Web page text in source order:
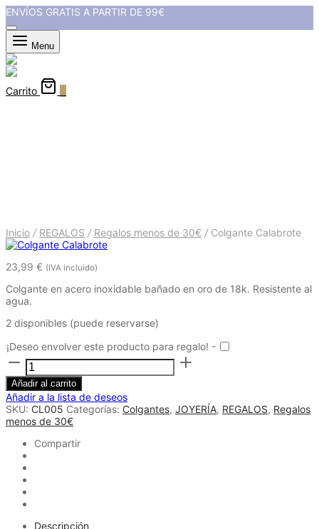
ENVÍOS GRATIS A PARTIR DE 99€
Menu
Carrito
Inicio / REGALOS / Regalos menos de 30€ /Colgante Calabrote
23,99 € (IVA incluido)
Colgante en acero inoxidable bañado en oro de 18k. Resistente al
agua.
2 disponibles (puede reservarse)
¡Deseo envolver este producto para regalo! -
Colgante
Calabrote
cantidad
Añadir al carrito
Añadir a la lista de deseos
SKU: CL005 Categorías: Colgantes, JOYERÍA, REGALOS, Regalos
menos de 30€
Compartir
Descripción